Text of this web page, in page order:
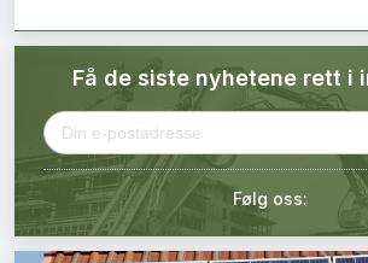
Abonnement Pluss
Kontakt oss
Login
Få de siste nyhetene rett i
Følg oss: